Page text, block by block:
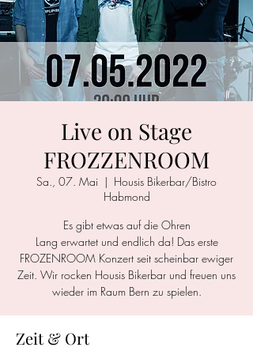
Live on Stage
FROZZENROOM
Sa., 07. Mai
  |
Housis Bikerbar/Bistro
Habmond
Es gibt etwas auf die Ohren
Lang erwartet und endlich da! Das erste
FROZENROOM Konzert seit scheinbar ewiger
Zeit. Wir rocken Housis Bikerbar und freuen uns
wieder im Raum Bern zu spielen.
Zeit & Ort